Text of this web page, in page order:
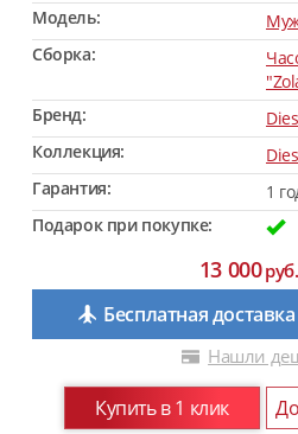
Модель:
Сборка:
Бренд:
Коллекция:
Гарантия:
1
Подарок при покупке:
13 000
Бесплатная
Нашли
Купить в 1 клик